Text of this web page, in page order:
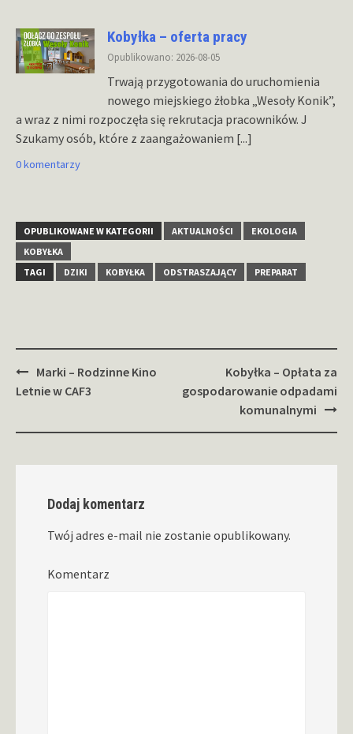
Kobyłka – oferta pracy
Opublikowano: 2026-08-05
Trwają przygotowania do uruchomienia
nowego miejskiego żłobka „Wesoły Konik”,
a wraz z nimi rozpoczęła się rekrutacja pracowników. J
Szukamy osób, które z zaangażowaniem [...]
0 komentarzy
OPUBLIKOWANE W KATEGORII AKTUALNOŚCI
EKOLOGIA
KOBYŁKA
TAGI
DZIKI KOBYŁKA ODSTRASZAJĄCY PREPARAT
Zobacz
wpisy
Marki – Rodzinne Kino
Letnie w CAF3
Kobyłka – Opłata za
gospodarowanie odpadami
komunalnymi
Dodaj komentarz
Twój adres e-mail nie zostanie opublikowany.
Komentarz